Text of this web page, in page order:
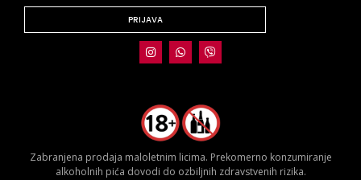
PRIJAVA
Zabranjena prodaja maloletnim licima. Prekomerno konzumiranje
alkoholnih pića dovodi do ozbiljnih zdravstvenih rizika.